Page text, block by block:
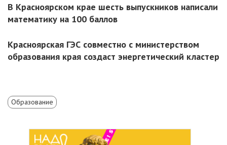
В Красноярском крае шесть выпускников написали
математику на 100 баллов
Красноярская ГЭС совместно с министерством
образования края создаст энергетический кластер
Образование